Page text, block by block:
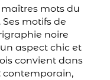
mots du
motifs de
noire
aspect chic et
convient dans
contemporain,